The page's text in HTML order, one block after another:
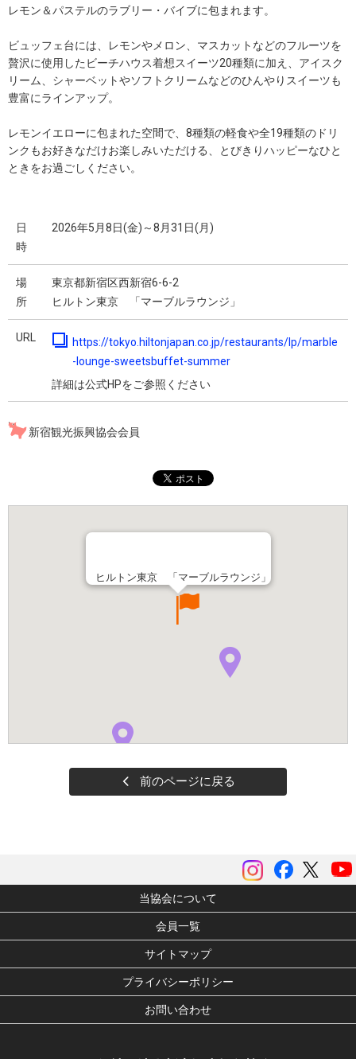
レモン＆パステルのラブリー・バイブに包まれます。
ビュッフェ台には、レモンやメロン、マスカットなどのフルーツを
贅沢に使用したビーチハウス着想スイーツ20種類に加え、アイスク
リーム、シャーベットやソフトクリームなどのひんやりスイーツも
豊富にラインアップ。
レモンイエローに包まれた空間で、8種類の軽食や全19種類のドリ
ンクもお好きなだけお楽しみいただける、とびきりハッピーなひと
ときをお過ごしください。
日
時
2026年5月8日(金)～8月31日(月)
場
所
東京都新宿区西新宿6-6-2
ヒルトン東京 「マーブルラウンジ」
URL
https://tokyo.hiltonjapan.co.jp/restaurants/lp/marble
-lounge-sweetsbuffet-summer
詳細は公式HPをご参照ください
新宿観光振興協会会員
ヒルトン東京 「マーブルラウンジ」
前のページに戻る
ツイ
Facebook
instagram
当協会について
会員一覧
サイトマップ
プライバシーポリシー
お問い合わせ